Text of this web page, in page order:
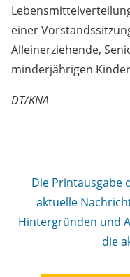
einer
Alleinerziehende,
minderjährigen
DT/KNA
Die Printausgabe
aktuelle
Hintergründen und
die